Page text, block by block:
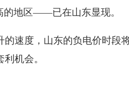
的地区——已在山东显现。
速度，山东的负电价时段将
机会。